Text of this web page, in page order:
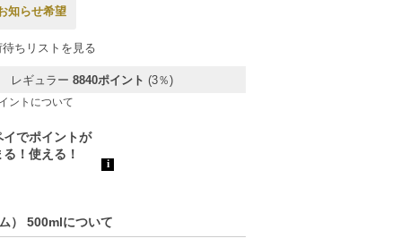
知らせ希望
待ちリストを見る
レギュラー 8840ポイント (3％)
ントについて
） 500mlについて